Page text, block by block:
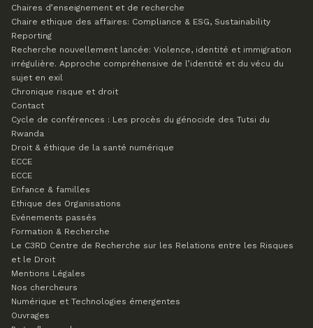
Chaires d’enseignement et de recherche
Chaire ethique des affaires: Compliance & ESG, Sustainability
Reporting
Recherche nouvellement lancée: Violence, identité et immigration
irrégulière. Approche compréhensive de l’identité et du vécu du
sujet en exil
Chronique risque et droit
Contact
Cycle de conférences : Les procès du génocide des Tutsi du
Rwanda
Droit & éthique de la santé numérique
ECCE
ECCE
Enfance & familles
Ethique des Organisations
Evénements passés
Formation & Recherche
Le C3RD Centre de Recherche sur les Relations entre les Risques
et le Droit
Mentions Légales
Nos chercheurs
Numérique et Technologies émergentes
Ouvrages